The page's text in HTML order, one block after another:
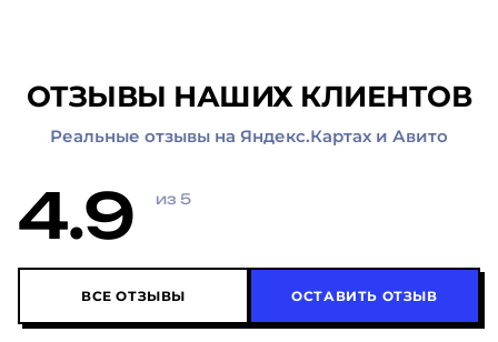
ОТЗЫВЫ НАШИХ КЛИЕНТОВ
Реальные отзывы на Яндекс.Картах и Авито
4.9 из 5
ВСЕ ОТЗЫВЫ ОСТАВИТЬ ОТЗЫВ